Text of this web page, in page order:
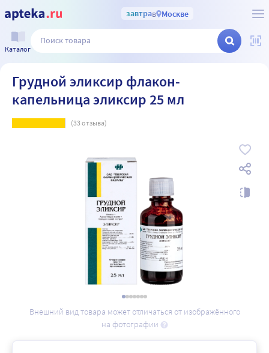
завтрав Москве
Каталог
Грудной эликсир флакон-
капельница эликсир 25 мл
(33отзыва)
Внешний вид товара может отличаться от изображённого
на фотографии